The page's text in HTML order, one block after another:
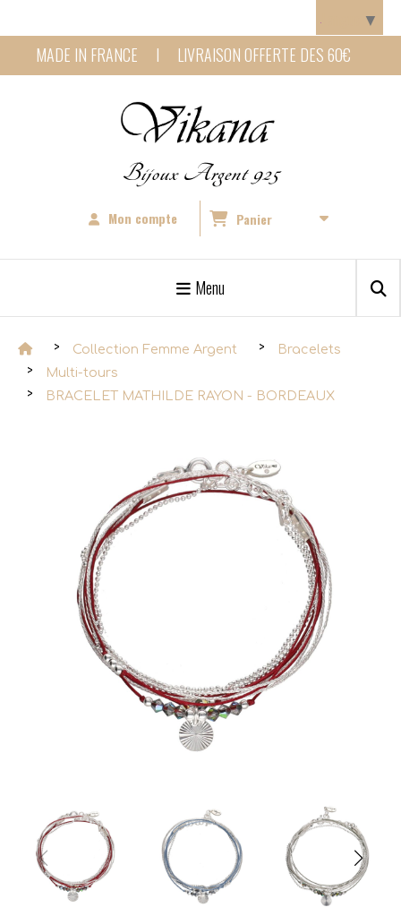
MADE IN FRANCE I LIVRAISON OFFERTE DES 60€
Bijoux Argent 925
Mon compte Panier
Menu
Collection Femme Argent
Bracelets
Multi-tours
BRACELET MATHILDE RAYON - BORDEAUX
▼